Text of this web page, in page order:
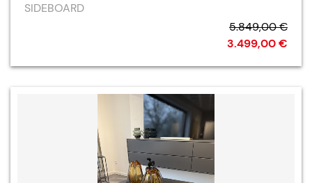
SIDEBOARD
5.849,00 €
3.499,00 €